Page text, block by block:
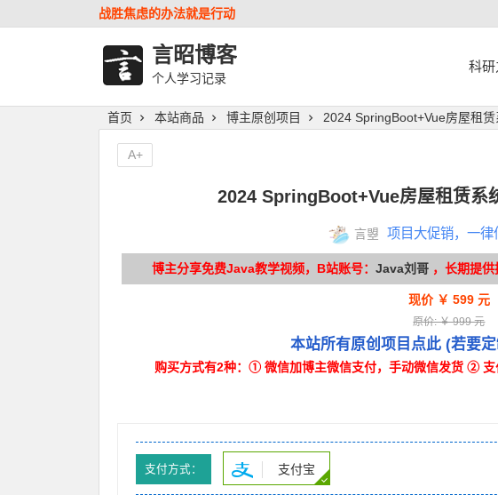
战胜焦虑的办法就是行动
言昭博客
个人学习记录
科
首页 本站商品 博主原创项目 2024 SpringBoot+Vue房屋租
2024 SpringBoot+Vue房屋租赁系
言曌 项目大促销，一律
博主分享免费Java教学视频，B站账号： Java刘哥，长期提供
现价 ￥ 599 元
原价: ￥ 999 元
本站所有原创项目点此(若要
购买方式有2种：① 微信加博主微信支付，手动微信发货 ②
支付方式： 支付宝
A+